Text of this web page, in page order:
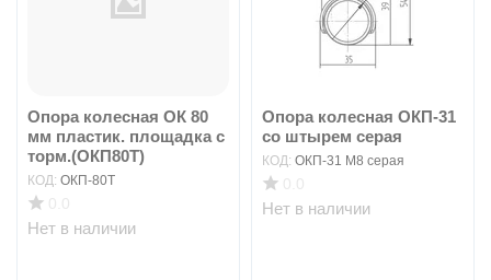
Опора колесная ОК 80
мм пластик. площадка с
торм.(ОКП80Т)
КОД: ОКП-80Т
Нет в наличии
Опора колесная ОКП-31
со штырем серая
КОД: ОКП-31 М8 серая
Нет в наличии